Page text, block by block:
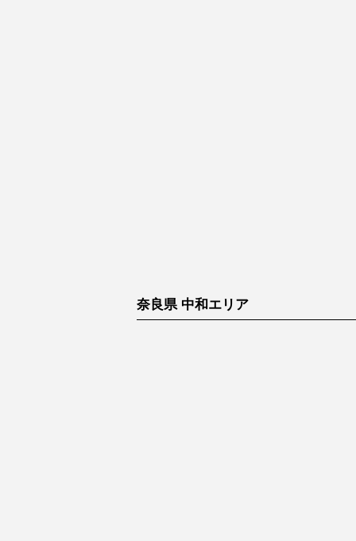
奈良県 中和エリア